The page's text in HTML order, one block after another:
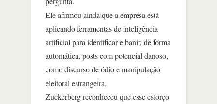
Ele afirmou ainda que a empresa está
aplicando ferramentas de inteligência
artificial para identificar e banir, de forma
automática, posts com potencial danoso,
como discurso de ódio e manipulação
eleitoral estrangeira.
Zuckerberg reconheceu que esse esforço